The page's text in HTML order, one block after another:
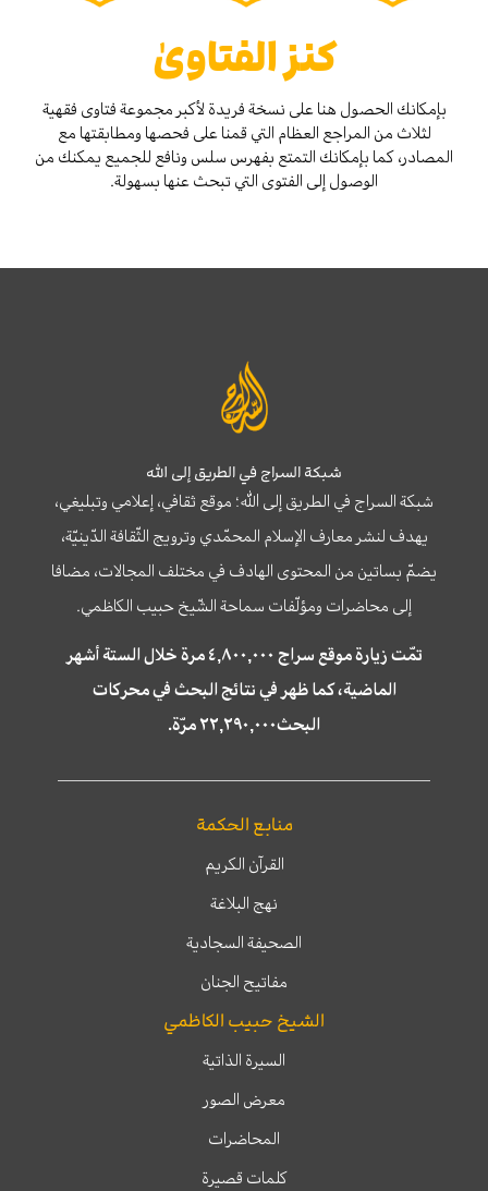
كنز الفتاوىٰ
بإمكانك الحصول هنا على نسخة فريدة لأكبر مجموعة فتاوى فقهية
لثلاث من المراجع العظام التي قمنا على فحصها ومطابقتها مع
المصادر، كما بإمكانك التمتع بفهرس سلس ونافع للجميع يمكنك من
الوصول إلى الفتوى التي تبحث عنها بسهولة.
شبكة السراج في الطريق إلى الله
شبكة السراج في الطريق إلى الله؛ موقع ثقافي، إعلامي وتبليغي،
يهدف لنشر معارف الإسلام المحمّدي وترويج الثّقافة الدّينيّة،
يضمّ بساتين من المحتوى الهادف في مختلف المجالات، مضافا
إلى محاضرات ومؤلّفات سماحة الشّيخ حبيب الكاظمي.
تمّت زيارة موقع سراج ٤,٨٠٠,٠٠٠ مرة خلال الستة أشهر
الماضية، كما ظهر في نتائج البحث في محركات
البحث٢٢,٢٩٠,٠٠٠ مرّة.
منابع الحكمة
القرآن الكريم
نهج البلاغة
الصحيفة السجادية
مفاتيح الجنان
الشيخ حبيب الكاظمي
السيرة الذاتية
معرض الصور
المحاضرات
كلمات قصيرة